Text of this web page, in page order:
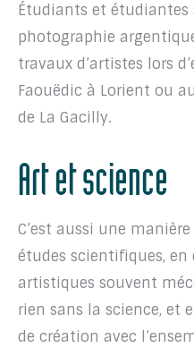
Étudiants et
photographie
travaux d’artistes lors
Faouëdic à Lorient ou
de La Gacilly.
Art et science
C’est aussi une
études scientifiques,
artistiques souvent
rien sans la science, et
de création avec